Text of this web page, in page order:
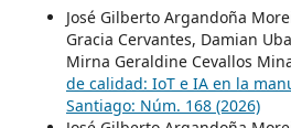
José Gilberto Argandoña
Gracia Cervantes, Damian
Mirna Geraldine Cevallos
de calidad: IoT e IA en la
Santiago: Núm. 168 (2026)